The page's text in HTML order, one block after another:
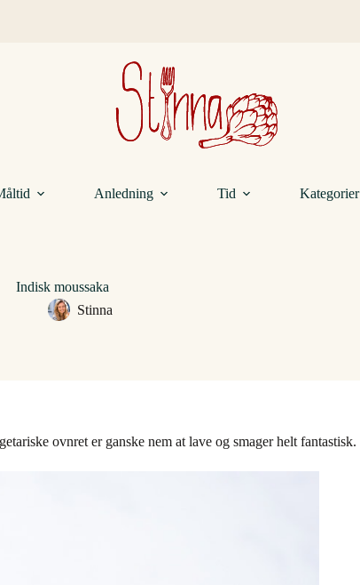
Anledning Tid Kategorier
Indisk moussaka
Stinna
ovnret er ganske nem at lave og smager helt fantastisk.